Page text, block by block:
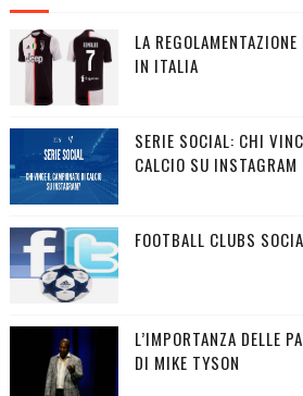
LA
IN ITALIA
SERIE SOCIAL: CHI
CALCIO SU INSTAGRAM
FOOTBALL CLUBS
L’IMPORTANZA DELLE
DI MIKE TYSON